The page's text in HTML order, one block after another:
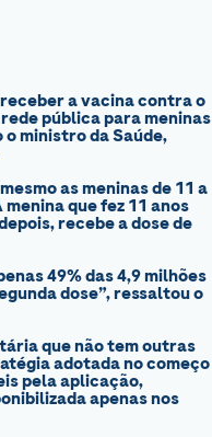
a vacina contra o
pública para meninas
o ministro da Saúde,
as meninas de 11 a
que fez 11 anos
recebe a dose de
49% das 4,9 milhões
dose”, ressaltou o
que não tem outras
adotada no começo
pela aplicação,
apenas nos